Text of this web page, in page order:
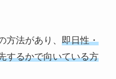
方法があり、 即日性・
するかで向いている方